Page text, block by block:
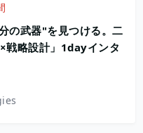
の武器"を見つける。二
戦略設計」1dayインタ